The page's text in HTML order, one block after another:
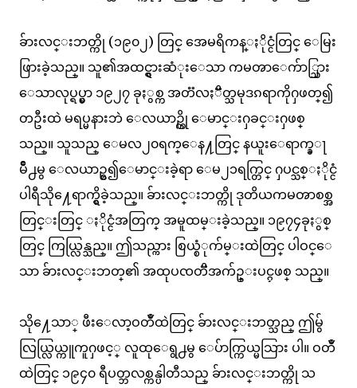
ခ်ားလင္းဘတ္ကို (၁၉၀၂) တြင္ အေမရိကန္ႏိုင္ငံတြင္ ေမြး
ဖြားခဲ့သည္။ သူ၏အထင္ရွားဆံုးေသာ ကမၻာေက်ာ္သြား
ေသာလုပ္ရပ္မွာ ၁၉၂၇ ခုႏွစ္က အတၱလႏၱိတ္သမုဒၵရာကိုႁဖတ္၍
တဦးထဲ မရပ္မနားဘဲ ေလယာဥ္ကို ေမာင္းႁခင္းႁဖစ္
သည္။ သူသည္ ေမလ၂၀ရက္ေန႔တြင္ နယူးေရာက္ခ္ႃ
မိဳ႕မွ ေလယာဥ္စ၍ေမာင္းခဲ့ရာ ေမ၂၁ရက္တြင္ ႁပင္သစ္ႏိုင္ငံ
ပါရီသို႔ေရာက္ရွိခဲ့သည္။ ခ်ားလင္းဘတ္ကို ဒုတိယကမၻာစစ္အ
တြင္းတြင္ ႏိုင္ငံအတြက္ အမူထမ္းခဲ့သည္။ ၁၉၇၄ခုႏွစ္
တြင္ ကြယ္လြန္သည္။ ဤသည္ကား စြယ္စံုက်မ္းထဲတြင္ ပါဝင္ေ
သာ ခ်ားလင္းဘတ္၏ အထုပၸတိၱအက်ဥ္းပင္ႁဖစ္ သည္။
သို႔ေသာ္ ဖီးေလာ့ဝတၴဳထဲတြင္ ခ်ားလင္းဘတ္သည္ ဤမွ်
လြယ္လြယ္ကူကူႁဖင့္ လူထုေရွ႕မွ ေပ်ာက္ကြယ္မသြား ပါ။ ဝတၴဳ
ထဲတြင္ ၁၉၄၀ ရီပတ္ဘလစ္ကန္ပါတီသည္ ခ်ားလင္းဘတ္ကို သ